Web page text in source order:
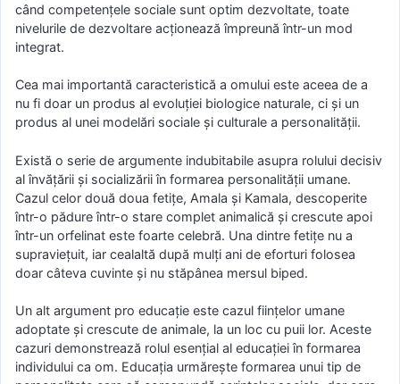
când competenţele sociale sunt optim dezvoltate, toate
nivelurile de dezvoltare acţionează împreună într-un mod
integrat.
Cea mai importantă caracteristică a omului este aceea de a
nu fi doar un produs al evoluţiei biologice naturale, ci şi un
produs al unei modelări sociale şi culturale a personalităţii.
Există o serie de argumente indubitabile asupra rolului decisiv
al învăţării şi socializării în formarea personalităţii umane.
Cazul celor două doua fetiţe, Amala şi Kamala, descoperite
într-o pădure într-o stare complet animalică şi crescute apoi
într-un orfelinat este foarte celebră. Una dintre fetiţe nu a
supravieţuit, iar cealaltă după mulţi ani de eforturi folosea
doar câteva cuvinte şi nu stăpânea mersul biped.
Un alt argument pro educaţie este cazul fiinţelor umane
adoptate şi crescute de animale, la un loc cu puii lor. Aceste
cazuri demonstrează rolul esenţial al educaţiei în formarea
individului ca om. Educaţia urmăreşte formarea unui tip de